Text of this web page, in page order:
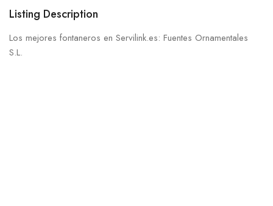
Listing Description
Los mejores fontaneros en Servilink.es: Fuentes Ornamentales
S.L.